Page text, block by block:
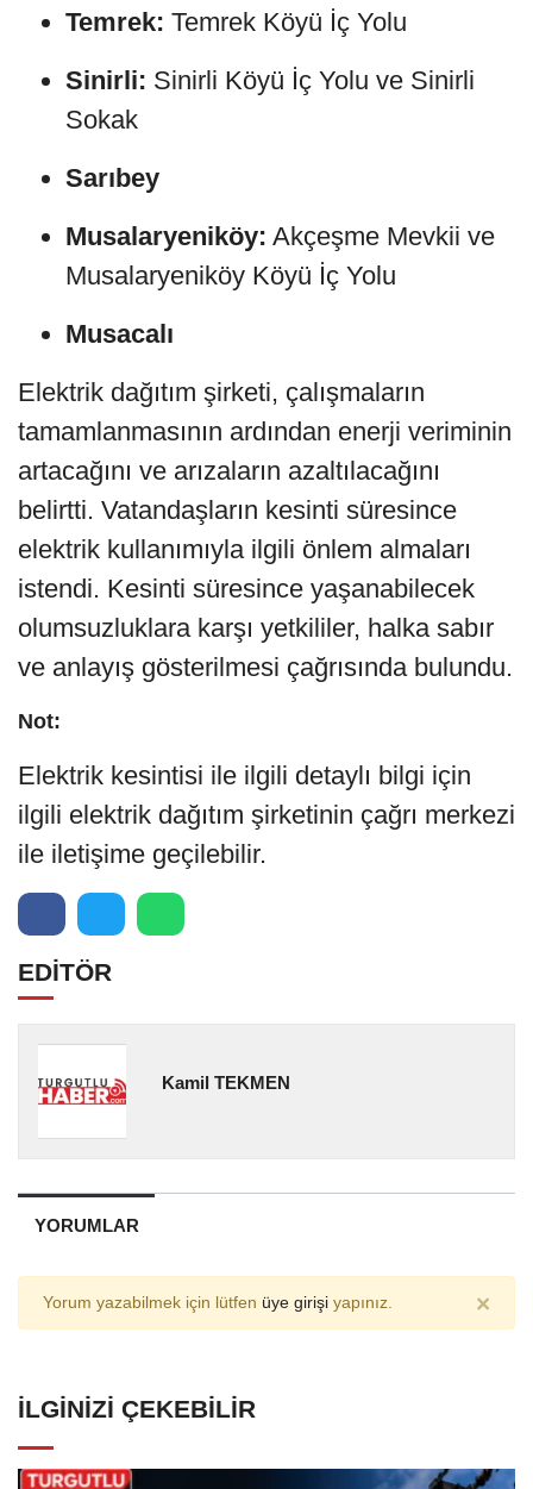
Temrek: Temrek Köyü İç Yolu
Sinirli: Sinirli Köyü İç Yolu ve Sinirli
Sokak
Sarıbey
Musalaryeniköy: Akçeşme Mevkii ve
Musalaryeniköy Köyü İç Yolu
Musacalı
Elektrik dağıtım şirketi, çalışmaların
tamamlanmasının ardından enerji veriminin
artacağını ve arızaların azaltılacağını
belirtti. Vatandaşların kesinti süresince
elektrik kullanımıyla ilgili önlem almaları
istendi. Kesinti süresince yaşanabilecek
olumsuzluklara karşı yetkililer, halka sabır
ve anlayış gösterilmesi çağrısında bulundu.
Not:
Elektrik kesintisi ile ilgili detaylı bilgi için
ilgili elektrik dağıtım şirketinin çağrı merkezi
ile iletişime geçilebilir.
EDİTÖR
Kamil TEKMEN
YORUMLAR
Yorum yazabilmek için lütfen üye girişi yapınız. ×
İLGINIZI ÇEKEBILIR